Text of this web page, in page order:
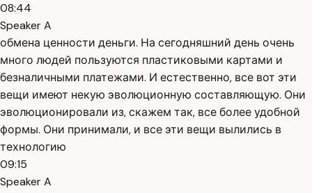
08:44
Speaker A
обмена ценности деньги. На сегодняшний день очень
много людей пользуются пластиковыми картами и
безналичными платежами. И естественно, все вот эти
вещи имеют некую эволюционную составляющую. Они
эволюционировали из, скажем так, все более удобной
формы. Они принимали, и все эти вещи вылились в
технологию
09:15
Speaker A